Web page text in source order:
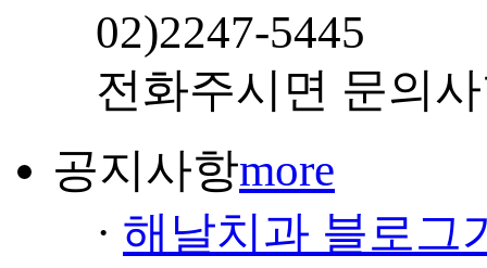
02)2247-5445
전화주시면 문의
공지사항more
· 해날치과 블로그